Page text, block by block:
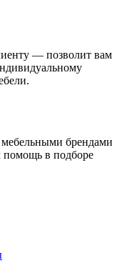
— позволит вам
брендами
помощь в подборе